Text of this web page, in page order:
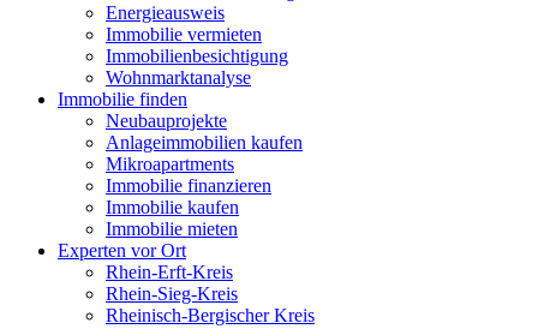
Energieausweis
Immobilie vermieten
Immobilienbesichtigung
Wohnmarktanalyse
Immobilie finden
Neubauprojekte
Anlageimmobilien kaufen
Mikroapartments
Immobilie finanzieren
Immobilie kaufen
Immobilie mieten
Experten vor Ort
Rhein-Erft-Kreis
Rhein-Sieg-Kreis
Rheinisch-Bergischer Kreis